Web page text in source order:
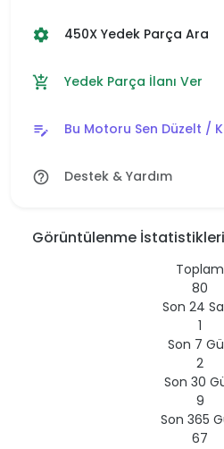
settings 450X Yedek Parça Ara
add_shopping_cart Yedek Parça İlanı Ver
edit_note Bu Motoru Sen Düzelt /
help_outline Destek & Yardım
Görüntülenme İstatistikleri
Toplam
80
Son 24
1
Son 7
2
Son 30
9
Son 365
67